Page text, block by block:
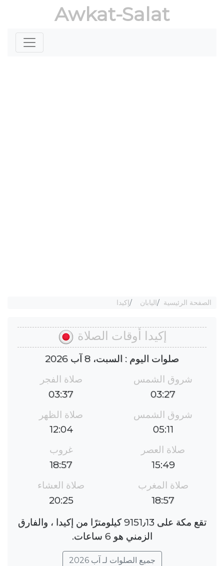
Awkat-Salat
الصفحة الرئيسية اليابان إكيدا
إكيدا أوقات الصلاة
صلوات اليوم : السبت، 8 آب 2026
شروق الشمس
03:27
صلاة الفجر
03:37
شروق الشمس
05:11
صلاة الظهر
12:04
صلاة العصر
15:49
غروب
18:57
صلاة المغرب
18:57
صلاة العشاء
20:25
تقع مكة على 9151٫13 كيلومترًا من إكيدا ، والفارق
الزمني هو 6 ساعات.
جميع الصلوات لـ آب 2026